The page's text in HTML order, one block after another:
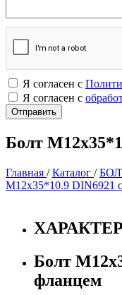
Я согласен с
Я согласен с
Болт
Главная /Каталог /
М12х35*10.9 DIN6921
Болт
фланцем